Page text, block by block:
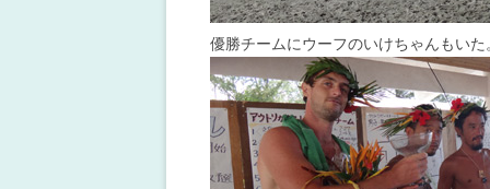
優勝チームにウーフのいけちゃんもいた